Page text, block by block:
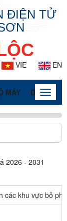
ĐIỆN TỬ
VIE EN
MÁY DOANH
Toggle
2026 - 2031
các khu vực bỏ